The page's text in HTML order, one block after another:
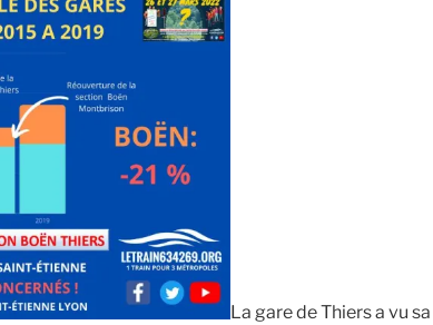
La gare de Thiers a vu sa